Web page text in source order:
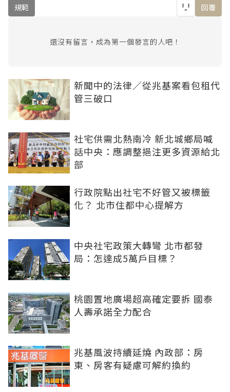
規範 回覆
還沒有留言，成為第一個發言的人吧！
新聞中的法律／從兆基案看包租代
管三破口
社宅供需北熱南冷 新北城鄉局喊
話中央：應調整挹注更多資源給北
部
行政院點出社宅不好管又被標籤
化？ 北市住都中心提解方
中央社宅政策大轉彎 北市都發
局：怎達成5萬戶目標？
桃園置地廣場超高確定要拆 國泰
人壽承諾全力配合
兆基風波持續延燒 內政部：房
東、房客有疑慮可解約換約